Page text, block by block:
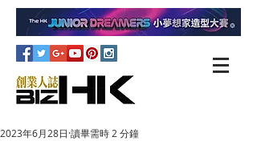
2023年6月28日 讀畢需時 2 分鐘